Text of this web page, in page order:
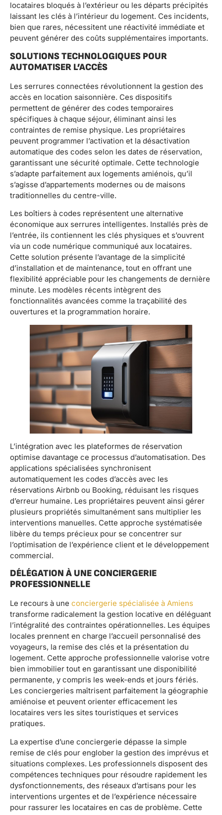
locataires bloqués à l’extérieur ou les départs précipités
laissant les clés à l’intérieur du logement. Ces incidents,
bien que rares, nécessitent une réactivité immédiate et
peuvent générer des coûts supplémentaires importants.
SOLUTIONS TECHNOLOGIQUES POUR
AUTOMATISER L’ACCÈS
Les serrures connectées révolutionnent la gestion des
accès en location saisonnière. Ces dispositifs
permettent de générer des codes temporaires
spécifiques à chaque séjour, éliminant ainsi les
contraintes de remise physique. Les propriétaires
peuvent programmer l’activation et la désactivation
automatique des codes selon les dates de réservation,
garantissant une sécurité optimale. Cette technologie
s’adapte parfaitement aux logements amiénois, qu’il
s’agisse d’appartements modernes ou de maisons
traditionnelles du centre-ville.
Les boîtiers à codes représentent une alternative
économique aux serrures intelligentes. Installés près de
l’entrée, ils contiennent les clés physiques et s’ouvrent
via un code numérique communiqué aux locataires.
Cette solution présente l’avantage de la simplicité
d’installation et de maintenance, tout en offrant une
flexibilité appréciable pour les changements de dernière
minute. Les modèles récents intègrent des
fonctionnalités avancées comme la traçabilité des
ouvertures et la programmation horaire.
L’intégration avec les plateformes de réservation
optimise davantage ce processus d’automatisation. Des
applications spécialisées synchronisent
automatiquement les codes d’accès avec les
réservations Airbnb ou Booking, réduisant les risques
d’erreur humaine. Les propriétaires peuvent ainsi gérer
plusieurs propriétés simultanément sans multiplier les
interventions manuelles. Cette approche systématisée
libère du temps précieux pour se concentrer sur
l’optimisation de l’expérience client et le développement
commercial.
DÉLÉGATION À UNE CONCIERGERIE
PROFESSIONNELLE
Le recours à une conciergerie spécialisée à Amiens
transforme radicalement la gestion locative en déléguant
l’intégralité des contraintes opérationnelles. Les équipes
locales prennent en charge l’accueil personnalisé des
voyageurs, la remise des clés et la présentation du
logement. Cette approche professionnelle valorise votre
bien immobilier tout en garantissant une disponibilité
permanente, y compris les week-ends et jours fériés.
Les conciergeries maîtrisent parfaitement la géographie
amiénoise et peuvent orienter efficacement les
locataires vers les sites touristiques et services
pratiques.
La expertise d’une conciergerie dépasse la simple
remise de clés pour englober la gestion des imprévus et
situations complexes. Les professionnels disposent des
compétences techniques pour résoudre rapidement les
dysfonctionnements, des réseaux d’artisans pour les
interventions urgentes et de l’expérience nécessaire
pour rassurer les locataires en cas de problème. Cette